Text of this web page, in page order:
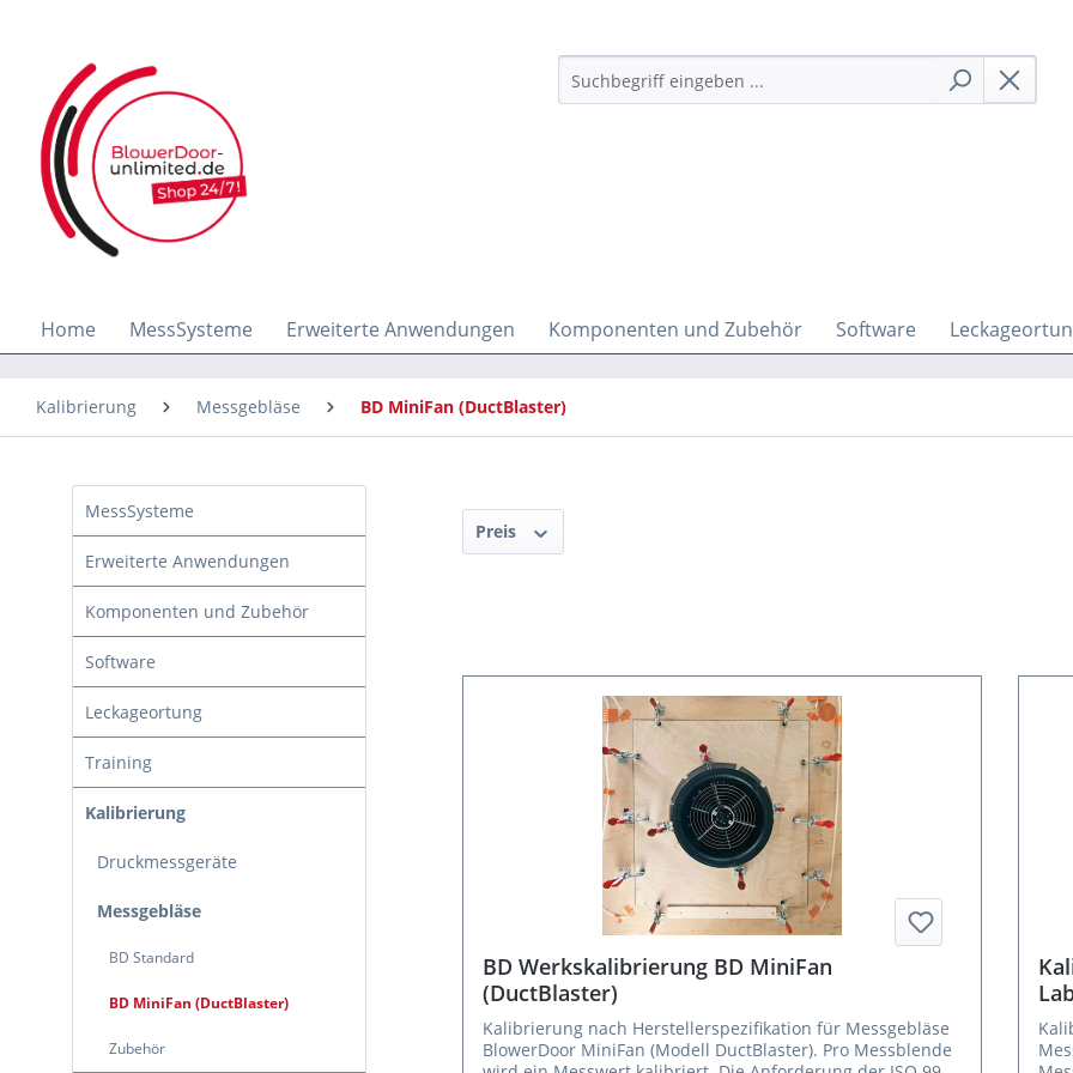
Home MessSysteme Erweiterte Anwendungen Komponenten und Zubehör Software
Kalibrierung Messgebläse BD MiniFan (DuctBlaster)
MessSysteme
Erweiterte Anwendungen
Komponenten und Zubehör
Software
Leckageortung
Training
Kalibrierung
Druckmessgeräte
Messgebläse
BD Standard
BD MiniFan (DuctBlaster)
Zubehör
Preis
BD Werkskalibrierung BD MiniFan
(DuctBlaster)
Kalibrierung nach Herstellerspezifikation für Messgebläse
BlowerDoor MiniFan (Modell DuctBlaster). Pro Messblende